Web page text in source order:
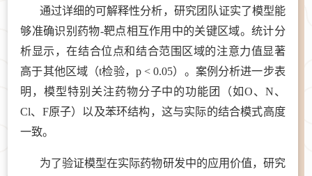
通过详细的可解释性分析，研究团队证实了模型能
够准确识别药物-靶点相互作用中的关键区域。统计分
析显示，在结合位点和结合范围区域的注意力值显著
高于其他区域（t检验，p < 0.05）。案例分析进一步表
明，模型特别关注药物分子中的功能团（如O、N、
Cl、F原子）以及苯环结构，这与实际的结合模式高度
一致。
为了验证模型在实际药物研发中的应用价值，研究